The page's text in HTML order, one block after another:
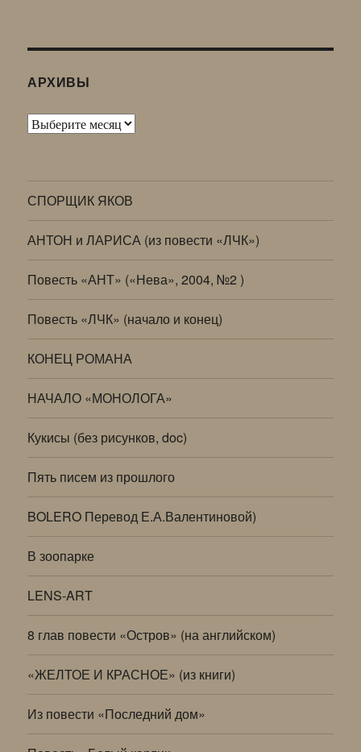
АРХИВЫ
Архивы
СПОРЩИК ЯКОВ
АНТОН и ЛАРИСА (из повести «ЛЧК»)
Повесть «АНТ» («Нева», 2004, №2 )
Повесть «ЛЧК» (начало и конец)
КОНЕЦ РОМАНА
НАЧАЛО «МОНОЛОГА»
Кукисы (без рисунков, doc)
Пять писем из прошлого
BOLERO Перевод Е.А.Валентиновой)
В зоопарке
LENS-ART
8 глав повести «Остров» (на английском)
«ЖЕЛТОЕ И КРАСНОЕ» (из книги)
Из повести «Последний дом»